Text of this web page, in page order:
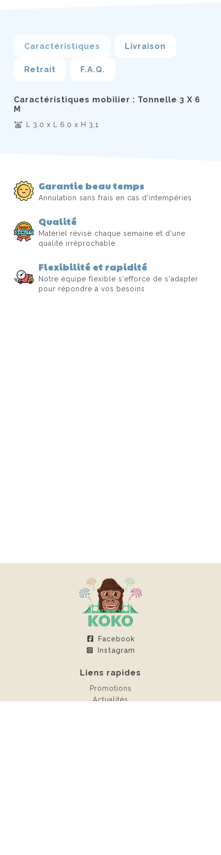
Caractéristiques Livraison
Retrait F.A.Q.
Caractéristiques mobilier : Tonnelle 3 X 6
M
L 3.0 x L 6.0 x H 3,1
Garantie beau temps
Annulation sans frais en cas d'intempéries
Qualité
Matériel révisé chaque semaine et d'une
qualité irréprochable
Flexibilité et rapidité
Notre équipe flexible s'efforce de s'adapter
pour répondre à vos besoins
Facebook
Instagram
Liens rapides
Promotions
Actualités